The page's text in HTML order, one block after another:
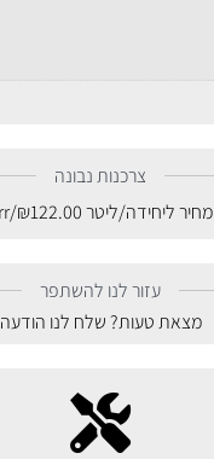
צרכנות נבונה
מחיר ליחידה/ליטר
₪122.00
/err
עזור לנו להשתפר
מצאת טעות? שלח לנו הודעה